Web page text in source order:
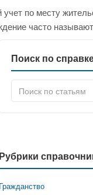
по месту
часто
Поиск по
Рубрики
Гражданство